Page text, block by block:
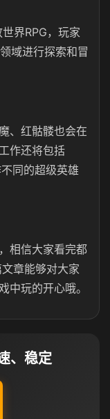
界RPG，玩家
域进行探索和冒
、红骷髅也会在
作还将包括
同的超级英雄
相信大家看完都
章能够对大家
中玩的开心哦。
、稳定